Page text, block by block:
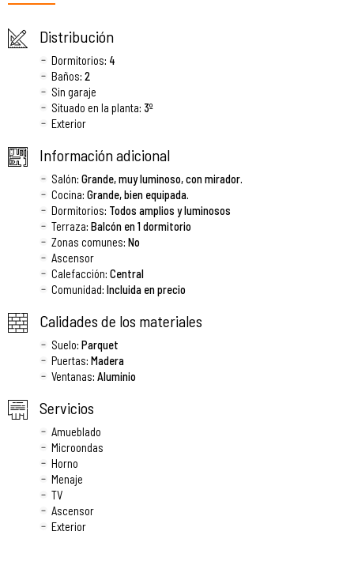
Distribución
Dormitorios: 4
Baños: 2
Sin garaje
Situado en la planta: 3º
Exterior
Información adicional
Salón: Grande, muy luminoso, con mirador.
Cocina: Grande, bien equipada.
Dormitorios: Todos amplios y luminosos
Terraza: Balcón en 1 dormitorio
Zonas comunes: No
Ascensor
Calefacción: Central
Comunidad: Incluida en precio
Calidades de los materiales
Suelo: Parquet
Puertas: Madera
Ventanas: Aluminio
Servicios
Amueblado
Microondas
Horno
Menaje
TV
Ascensor
Exterior